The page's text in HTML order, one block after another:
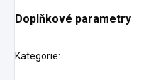
Doplňkové parametry
Kategorie: